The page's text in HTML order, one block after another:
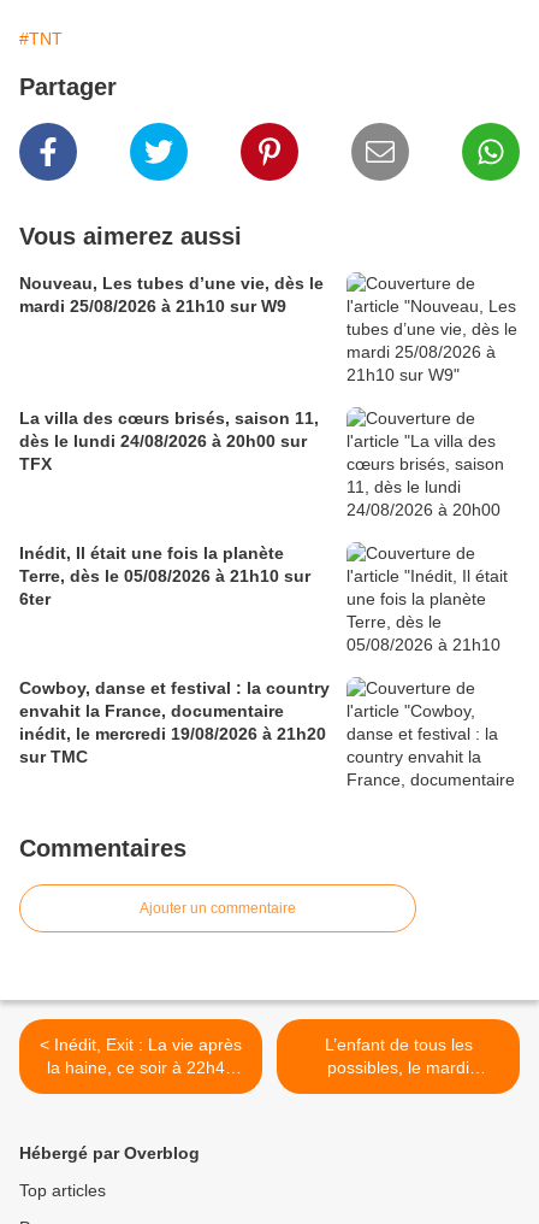
#TNT
Partager
Vous aimerez aussi
Nouveau, Les tubes d’une vie, dès le
mardi 25/08/2026 à 21h10 sur W9
La villa des cœurs brisés, saison 11,
dès le lundi 24/08/2026 à 20h00 sur
TFX
Inédit, Il était une fois la planète
Terre, dès le 05/08/2026 à 21h10 sur
6ter
Cowboy, danse et festival : la country
envahit la France, documentaire
inédit, le mercredi 19/08/2026 à 21h20
sur TMC
Commentaires
Ajouter un commentaire
< Inédit, Exit : La vie après
la haine, ce soir à 22h40
sur Arte
L’enfant de tous les
possibles, le mardi
29/01/2019 à 20h50 sur
Hébergé par Overblog
Top articles